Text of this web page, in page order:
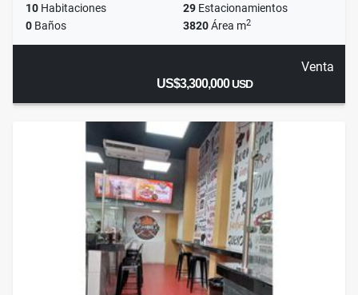
10 Habitaciones 29 Estacionamientos
0 Baños 3820Área m2
Venta
US$3,300,000USD